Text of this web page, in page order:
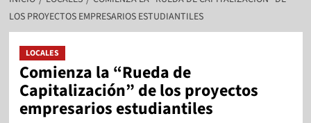
LOS PROYECTOS EMPRESARIOS ESTUDIANTILES
LOCALES
Comienza la “Rueda de
Capitalización” de los proyectos
empresarios estudiantiles